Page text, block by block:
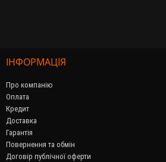
ІНФОРМАЦІЯ
Про компанію
Оплата
Кредит
Доставка
Гарантія
Повернення та обмін
Договір публічної оферти